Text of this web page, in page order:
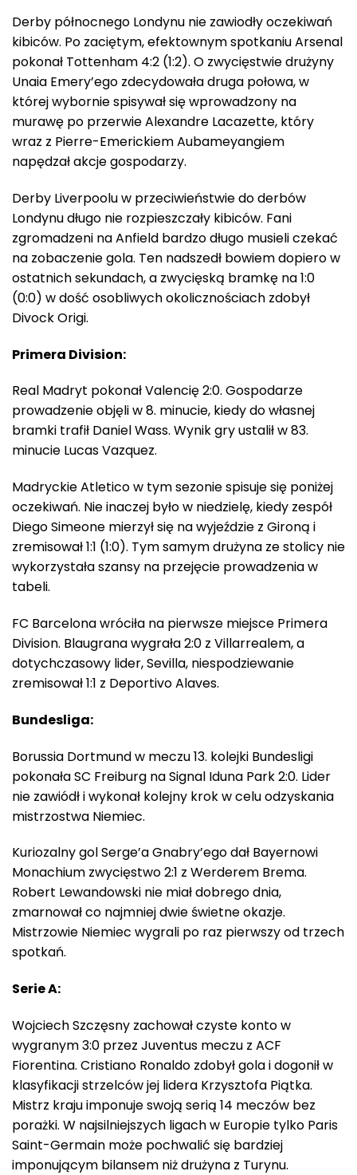
Derby północnego Londynu nie zawiodły oczekiwań
kibiców. Po zaciętym, efektownym spotkaniu Arsenal
pokonał Tottenham 4:2 (1:2). O zwycięstwie drużyny
Unaia Emery’ego zdecydowała druga połowa, w
której wybornie spisywał się wprowadzony na
murawę po przerwie Alexandre Lacazette, który
wraz z Pierre-Emerickiem Aubameyangiem
napędzał akcje gospodarzy.
Derby Liverpoolu w przeciwieństwie do derbów
Londynu długo nie rozpieszczały kibiców. Fani
zgromadzeni na Anfield bardzo długo musieli czekać
na zobaczenie gola. Ten nadszedł bowiem dopiero w
ostatnich sekundach, a zwycięską bramkę na 1:0
(0:0) w dość osobliwych okolicznościach zdobył
Divock Origi.
Primera Division:
Real Madryt pokonał Valencię 2:0. Gospodarze
prowadzenie objęli w 8. minucie, kiedy do własnej
bramki trafił Daniel Wass. Wynik gry ustalił w 83.
minucie Lucas Vazquez.
Madryckie Atletico w tym sezonie spisuje się poniżej
oczekiwań. Nie inaczej było w niedzielę, kiedy zespół
Diego Simeone mierzył się na wyjeździe z Gironą i
zremisował 1:1 (1:0). Tym samym drużyna ze stolicy nie
wykorzystała szansy na przejęcie prowadzenia w
tabeli.
FC Barcelona wróciła na pierwsze miejsce Primera
Division. Blaugrana wygrała 2:0 z Villarrealem, a
dotychczasowy lider, Sevilla, niespodziewanie
zremisował 1:1 z Deportivo Alaves.
Bundesliga:
Borussia Dortmund w meczu 13. kolejki Bundesligi
pokonała SC Freiburg na Signal Iduna Park 2:0. Lider
nie zawiódł i wykonał kolejny krok w celu odzyskania
mistrzostwa Niemiec.
Kuriozalny gol Serge’a Gnabry’ego dał Bayernowi
Monachium zwycięstwo 2:1 z Werderem Brema.
Robert Lewandowski nie miał dobrego dnia,
zmarnował co najmniej dwie świetne okazje.
Mistrzowie Niemiec wygrali po raz pierwszy od trzech
spotkań.
Serie A:
Wojciech Szczęsny zachował czyste konto w
wygranym 3:0 przez Juventus meczu z ACF
Fiorentina. Cristiano Ronaldo zdobył gola i dogonił w
klasyfikacji strzelców jej lidera Krzysztofa Piątka.
Mistrz kraju imponuje swoją serią 14 meczów bez
porażki. W najsilniejszych ligach w Europie tylko Paris
Saint-Germain może pochwalić się bardziej
imponującym bilansem niż drużyna z Turynu.